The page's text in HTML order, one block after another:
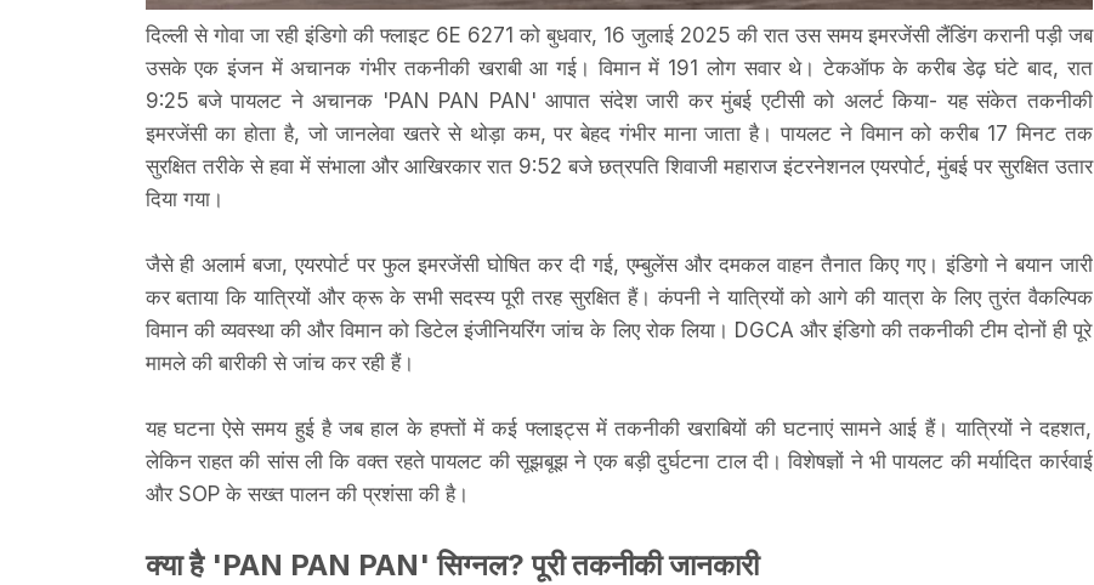
दिल्ली से गोवा जा रही इंडिगो की फ्लाइट 6E 6271 को बुधवार, 16 जुलाई 2025 की रात उस समय इमरजेंसी लैंडिंग करानी पड़ी जब
उसके एक इंजन में अचानक गंभीर तकनीकी खराबी आ गई। विमान में 191 लोग सवार थे। टेकऑफ के करीब डेढ़ घंटे बाद, रात
9:25 बजे पायलट ने अचानक 'PAN PAN PAN' आपात संदेश जारी कर मुंबई एटीसी को अलर्ट किया- यह संकेत तकनीकी
इमरजेंसी का होता है, जो जानलेवा खतरे से थोड़ा कम, पर बेहद गंभीर माना जाता है। पायलट ने विमान को करीब 17 मिनट तक
सुरक्षित तरीके से हवा में संभाला और आखिरकार रात 9:52 बजे छत्रपति शिवाजी महाराज इंटरनेशनल एयरपोर्ट, मुंबई पर सुरक्षित उतार
दिया गया।
जैसे ही अलार्म बजा, एयरपोर्ट पर फुल इमरजेंसी घोषित कर दी गई, एम्बुलेंस और दमकल वाहन तैनात किए गए। इंडिगो ने बयान जारी
कर बताया कि यात्रियों और क्रू के सभी सदस्य पूरी तरह सुरक्षित हैं। कंपनी ने यात्रियों को आगे की यात्रा के लिए तुरंत वैकल्पिक
विमान की व्यवस्था की और विमान को डिटेल इंजीनियरिंग जांच के लिए रोक लिया। DGCA और इंडिगो की तकनीकी टीम दोनों ही पूरे
मामले की बारीकी से जांच कर रही हैं।
यह घटना ऐसे समय हुई है जब हाल के हफ्तों में कई फ्लाइट्स में तकनीकी खराबियों की घटनाएं सामने आई हैं। यात्रियों ने दहशत,
लेकिन राहत की सांस ली कि वक्त रहते पायलट की सूझबूझ ने एक बड़ी दुर्घटना टाल दी। विशेषज्ञों ने भी पायलट की मर्यादित कार्रवाई
और SOP के सख्त पालन की प्रशंसा की है।
क्या है 'PAN PAN PAN' सिग्नल? पूरी तकनीकी जानकारी